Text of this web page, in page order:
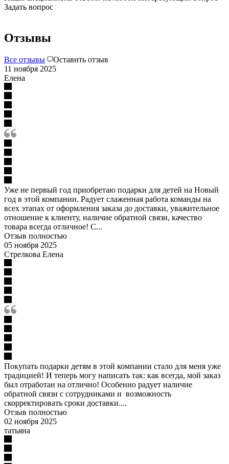
Задать вопрос
Отзывы
Все отзывы
Оставить отзыв
11 ноября 2025
Елена
Уже не первый год приобретаю подарки для детей на Новый
год в этой компании. Радует слаженная работа команды на
всех этапах от оформления заказа до доставки, уважительное
отношение к клиенту, наличие обратной связи, качество
товара всегда отличное! С...
Отзыв полностью
05 ноября 2025
Стрелкова Елена
Покупать подарки детям в этой компании стало для меня уже
традицией! И теперь могу написать так: как всегда, мой заказ
был отработан на отлично! Особенно радует наличие
обратной связи с сотрудниками и возможность
скорректировать сроки доставки....
Отзыв полностью
02 ноября 2025
татьяна